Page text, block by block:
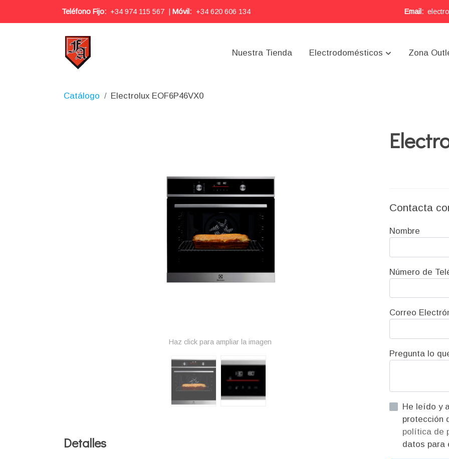
Teléfono Fijo: +34 974 115 567 Móvil: +34 620 606 134 Email:
Nuestra Tienda Electrodomésticos Zona
Catálogo Electrolux EOF6P46VX0
Haz click para ampliar la imagen
Detalles
Contacta
Nombre
Número de
Correo
Pregunta lo
He leído y acepto la
política de
datos para